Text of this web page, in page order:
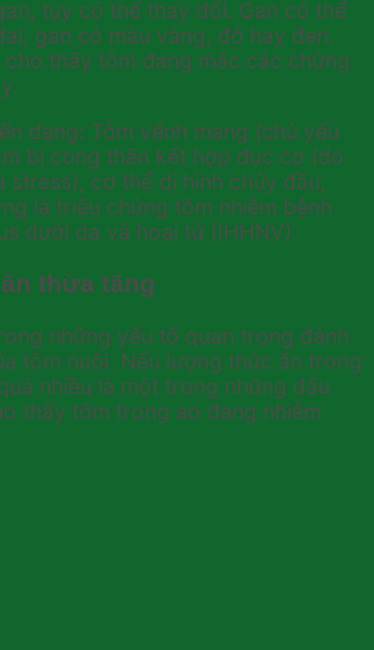
tụy có thể thay đổi. Gan có thể
gan có màu vàng, đỏ hay đen.
thấy tôm đang mắc các chứng
dạng: Tôm vểnh mang (chủ yếu
bị cong thân kết hợp đục cơ (do
stress), cơ thể dị hình chủy đầu,
là triệu chứng tôm nhiễm bệnh
dưới da và hoại tử (IHHNV).
thừa tăng
những yếu tố quan trọng đánh
tôm nuôi. Nếu lượng thức ăn trong
nhiều là một trong những dấu
thấy tôm trong ao đang nhiễm